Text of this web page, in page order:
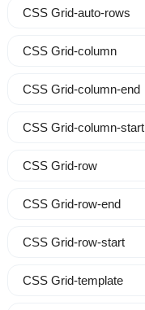
CSS Grid-auto-rows
CSS Grid-column
CSS Grid-column-end
CSS Grid-column-start
CSS Grid-row
CSS Grid-row-end
CSS Grid-row-start
CSS Grid-template